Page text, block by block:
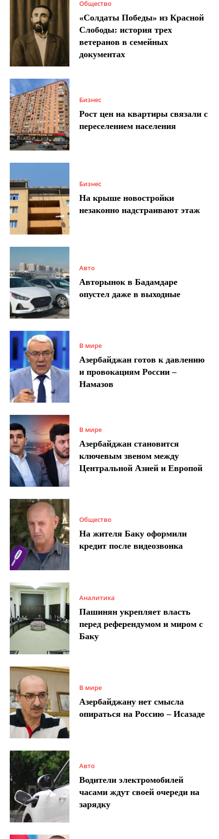
Общество
«Солдаты Победы» из Красной
Слободы: история трех
ветеранов в семейных
документах
Бизнес
Рост цен на квартиры связали с
переселением населения
Бизнес
На крыше новостройки
незаконно надстраивают этаж
Авто
Авторынок в Бадамдаре
опустел даже в выходные
В мире
Азербайджан готов к давлению
и провокациям России –
Намазов
В мире
Азербайджан становится
ключевым звеном между
Центральной Азией и Европой
Общество
На жителя Баку оформили
кредит после видеозвонка
Аналитика
Пашинян укрепляет власть
перед референдумом и миром с
Баку
В мире
Азербайджану нет смысла
опираться на Россию – Исазаде
Авто
Водители электромобилей
часами ждут своей очереди на
зарядку